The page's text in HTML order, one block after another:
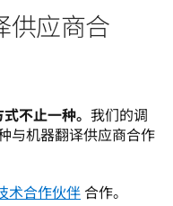
供应商合
不止一种。 我们的调
与机器翻译供应商合作
术合作伙伴 合作。